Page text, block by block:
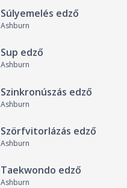
Súlyemelés edző
Ashburn
Sup edző
Ashburn
Szinkronúszás edző
Ashburn
Szörfvitorlázás edző
Ashburn
Taekwondo edző
Ashburn